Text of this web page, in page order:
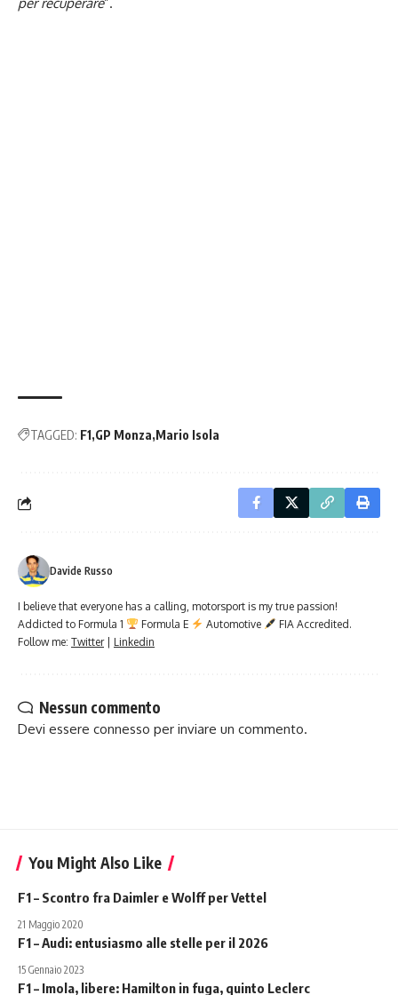
TAGGED: F1 GP Monza Mario Isola
Davide Russo
I believe that everyone has a calling, motorsport is my true passion!
Addicted to Formula 1
Formula E Automotive
FIA Accredited.
Follow me: Twitter| Linkedin
Nessun commento
Devi essere connesso per inviare un commento.
You Might Also Like
F1 – Scontro fra Daimler e Wolff per Vettel
21 Maggio 2020
F1 – Audi: entusiasmo alle stelle per il 2026
15 Gennaio 2023
F1 – Imola, libere: Hamilton in fuga, quinto Leclerc